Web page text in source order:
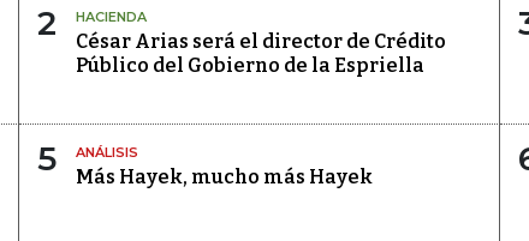
2 HACIENDA
César Arias será el director de Crédito
Público del Gobierno de la Espriella
5 ANÁLISIS
Más Hayek, mucho más Hayek